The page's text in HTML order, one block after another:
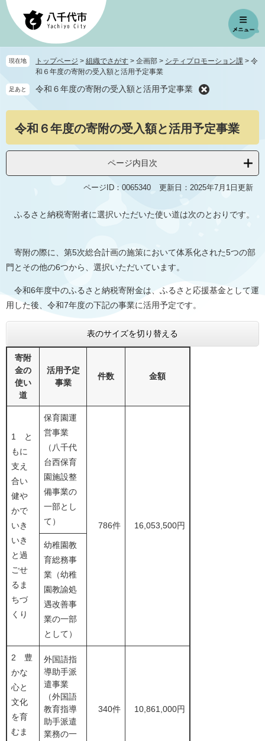
ペ
先
頭
す
メ
を
飛
し
へ
現在地 トップページ > 組織でさがす > 企画部 > シティプロモーション課 > 令
和６年度の寄附の受入額と活用予定事業
足あと 令和６年度の寄附の受入額と活用予定事業
令和６年度の寄附の受入額と活用予定事業
ページ内目次
ページID：0065340 更新日：2025年7月1日更新
ふるさと納税寄附者に選択いただいた使い道は次のとおりです。
寄附の際に、第5次総合計画の施策において体系化された5つの部
門とその他の6つから、選択いただいています。
令和6年度中のふるさと納税寄附金は、ふるさと応援基金として運
用した後、令和7年度の下記の事業に活用予定です。
表のサイズを切り替える
寄附
金の
使い
道
活用予定
事業
件数 金額
1 と
もに
支え
合い
健や
かで
いき
いき
と過
ごせ
るま
ちづ
くり
保育園運
営事業
（八千代
台西保育
園施設整
備事業の
一部とし
て）
786件 16,053,500円
幼稚園教
育総務事
業（幼稚
園教諭処
遇改善事
業の一部
として）
2 豊
かな
心と
文化
を育
むま
外国語指
導助手派
遣事業
（外国語
教育指導
助手派遣
業務の一
340件 10,861,000円